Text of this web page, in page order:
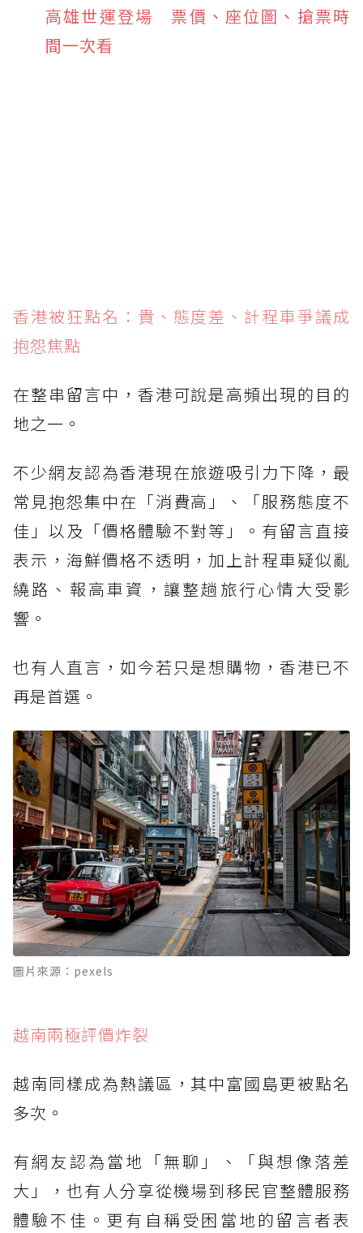
高雄世運登場 票價、座位圖、搶票時
間一次看
香港被狂點名：貴、態度差、計程車爭議成
抱怨焦點
在整串留言中，香港可說是高頻出現的目的
地之一。
不少網友認為香港現在旅遊吸引力下降，最
常見抱怨集中在「消費高」、「服務態度不
佳」以及「價格體驗不對等」。有留言直接
表示，海鮮價格不透明，加上計程車疑似亂
繞路、報高車資，讓整趟旅行心情大受影
響。
也有人直言，如今若只是想購物，香港已不
再是首選。
圖片來源：pexels
越南兩極評價炸裂
越南同樣成為熱議區，其中富國島更被點名
多次。
有網友認為當地「無聊」、「與想像落差
大」，也有人分享從機場到移民官整體服務
體驗不佳。更有自稱受困當地的留言者表